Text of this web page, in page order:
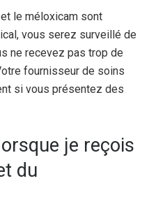
le méloxicam sont
vous serez surveillé de
ne recevez pas trop de
fournisseur de soins
si vous présentez des
je reçois
du